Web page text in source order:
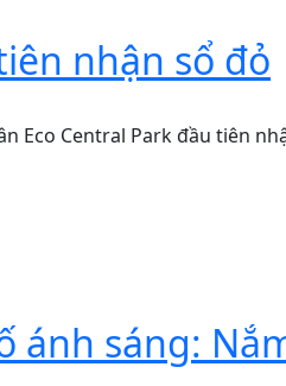
nhận sổ đỏ
Eco Central Park đầu
ánh sáng: